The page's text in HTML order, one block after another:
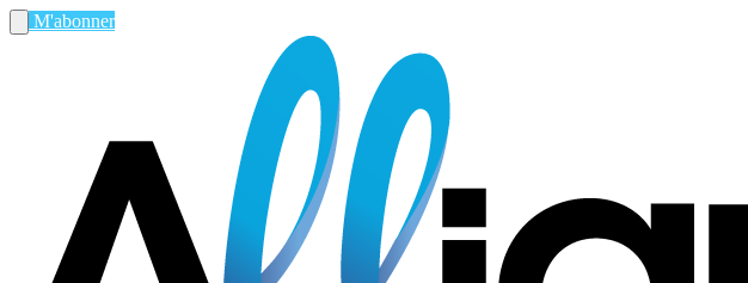
M'abonner